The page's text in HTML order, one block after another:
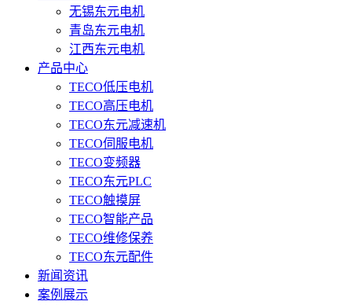
无锡东元电机
青岛东元电机
江西东元电机
产品中心
TECO低压电机
TECO高压电机
TECO东元减速机
TECO伺服电机
TECO变频器
TECO东元PLC
TECO触摸屏
TECO智能产品
TECO维修保养
TECO东元配件
新闻资讯
案例展示